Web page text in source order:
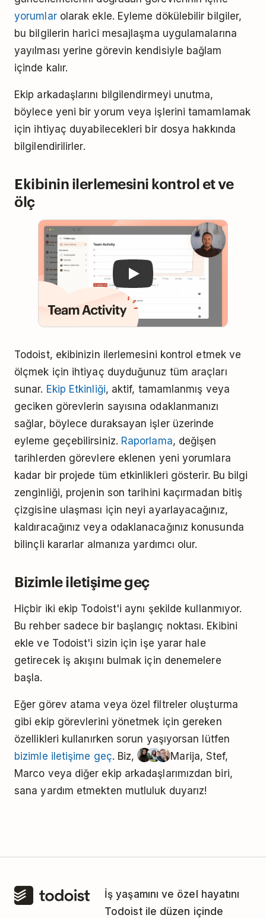
yorumlarolarak ekle. Eyleme dökülebilir bilgiler,
bu bilgilerin harici mesajlaşma uygulamalarına
yayılması yerine görevin kendisiyle bağlam
içinde kalır.
Ekip arkadaşlarını bilgilendirmeyi unutma,
böylece yeni bir yorum veya işlerini tamamlamak
için ihtiyaç duyabilecekleri bir dosya hakkında
bilgilendirilirler.
Ekibinin ilerlemesini kontrol et ve
ölç
Play
Todoist, ekibinizin ilerlemesini kontrol etmek ve
ölçmek için ihtiyaç duyduğunuz tüm araçları
sunar. Ekip Etkinliği, aktif, tamamlanmış veya
geciken görevlerin sayısına odaklanmanızı
sağlar, böylece duraksayan işler üzerinde
eyleme geçebilirsiniz. Raporlama, değişen
tarihlerden görevlere eklenen yeni yorumlara
kadar bir projede tüm etkinlikleri gösterir. Bu bilgi
zenginliği, projenin son tarihini kaçırmadan bitiş
çizgisine ulaşması için neyi ayarlayacağınız,
kaldıracağınız veya odaklanacağınız konusunda
bilinçli kararlar almanıza yardımcı olur.
Bizimle iletişime geç
Hiçbir iki ekip Todoist'i aynı şekilde kullanmıyor.
Bu rehber sadece bir başlangıç noktası. Ekibini
ekle ve Todoist'i sizin için işe yarar hale
getirecek iş akışını bulmak için denemelere
başla.
Eğer görev atama veya özel filtreler oluşturma
gibi ekip görevlerini yönetmek için gereken
özellikleri kullanırken sorun yaşıyorsan lütfen
bizimle iletişime geç. Biz,
Marija, Stef,
Marco veya diğer ekip arkadaşlarımızdan biri,
sana yardım etmekten mutluluk duyarız!
İş yaşamını ve özel hayatını
Todoist ile düzen içinde